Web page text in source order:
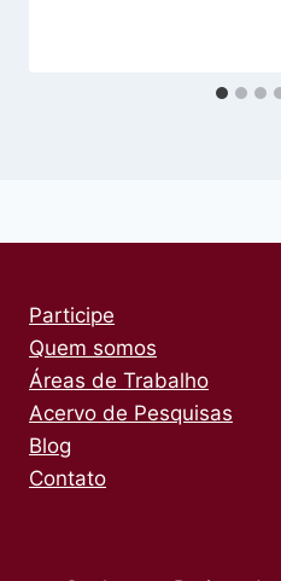
Participe
Quem somos
Áreas de Trabalho
Acervo de Pesquisas
Blog
Contato